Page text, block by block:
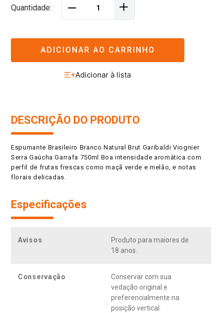
Quantidade ＋
ADICIONAR AO CARRINHO
DESCRIÇÃO DO PRODUTO
Espumante Brasileiro Branco Natural Brut Garibaldi Viognier
Serra Gaúcha Garrafa 750ml Boa intensidade aromática com
perfil de frutas frescas como maçã verde e melão, e notas
florais delicadas.
Especificações
Avisos
Produto para maiores de
18 anos.
Conservação
Conservar com sua
vedação original e
preferencialmente na
posição vertical.